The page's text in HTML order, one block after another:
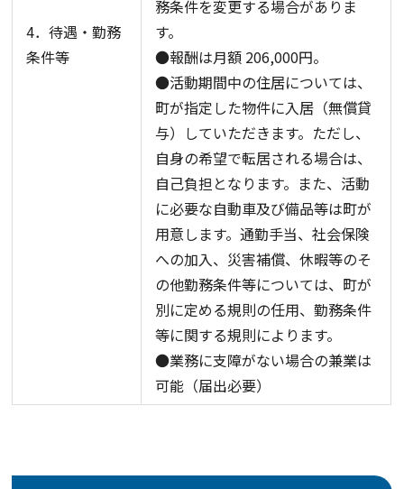
4．待遇・勤務
条件等
務条件を変更する場合がありま
す。
●報酬は月額 206,000円。
●活動期間中の住居については、
町が指定した物件に入居（無償貸
与）していただきます。ただし、
自身の希望で転居される場合は、
自己負担となります。また、活動
に必要な自動車及び備品等は町が
用意します。通勤手当、社会保険
への加入、災害補償、休暇等のそ
の他勤務条件等については、町が
別に定める規則の任用、勤務条件
等に関する規則によります。
●業務に支障がない場合の兼業は
可能（届出必要）